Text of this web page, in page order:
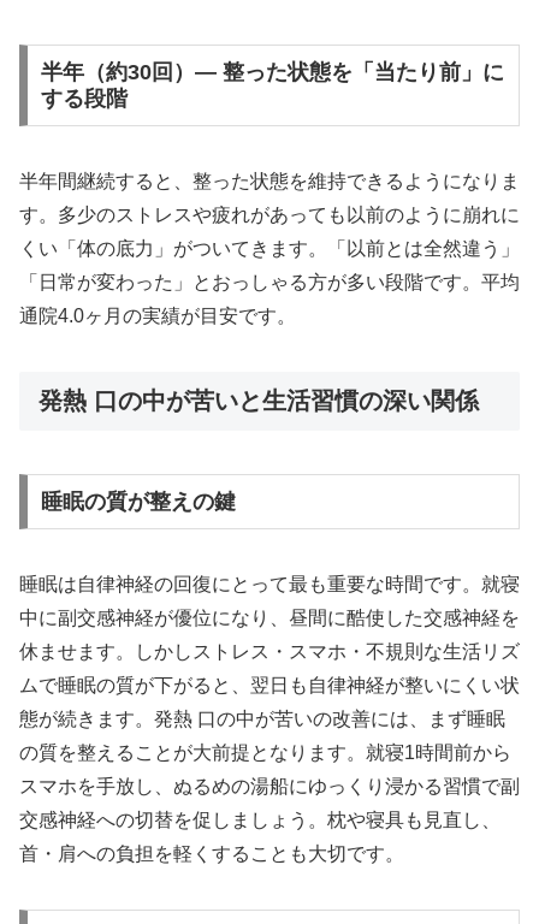
半年（約30回）— 整った状態を「当たり前」に
する段階
半年間継続すると、整った状態を維持できるようになりま
す。多少のストレスや疲れがあっても以前のように崩れに
くい「体の底力」がついてきます。「以前とは全然違う」
「日常が変わった」とおっしゃる方が多い段階です。平均
通院4.0ヶ月の実績が目安です。
発熱 口の中が苦いと生活習慣の深い関係
睡眠の質が整えの鍵
睡眠は自律神経の回復にとって最も重要な時間です。就寝
中に副交感神経が優位になり、昼間に酷使した交感神経を
休ませます。しかしストレス・スマホ・不規則な生活リズ
ムで睡眠の質が下がると、翌日も自律神経が整いにくい状
態が続きます。発熱 口の中が苦いの改善には、まず睡眠
の質を整えることが大前提となります。就寝1時間前から
スマホを手放し、ぬるめの湯船にゆっくり浸かる習慣で副
交感神経への切替を促しましょう。枕や寝具も見直し、
首・肩への負担を軽くすることも大切です。